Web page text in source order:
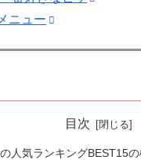
ニュー
目次
人気ランキングBEST15